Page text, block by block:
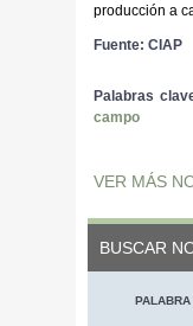
producción a
Fuente: CIAP
Palabras
campo
VER MÁS
BUSCAR
PALABRA